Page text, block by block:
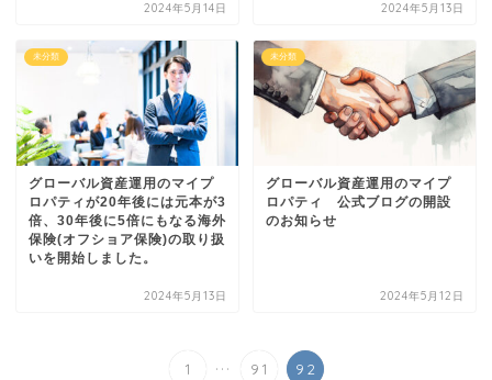
2024年5月14日 2024年5月13日
未分類
グローバル資産運用のマイプ
ロパティが20年後には元本が3
倍、30年後に5倍にもなる海外
保険(オフショア保険)の取り扱
いを開始しました。
2024年5月13日
未分類
グローバル資産運用のマイプ
ロパティ 公式ブログの開設
のお知らせ
2024年5月12日
1 ... 91 92